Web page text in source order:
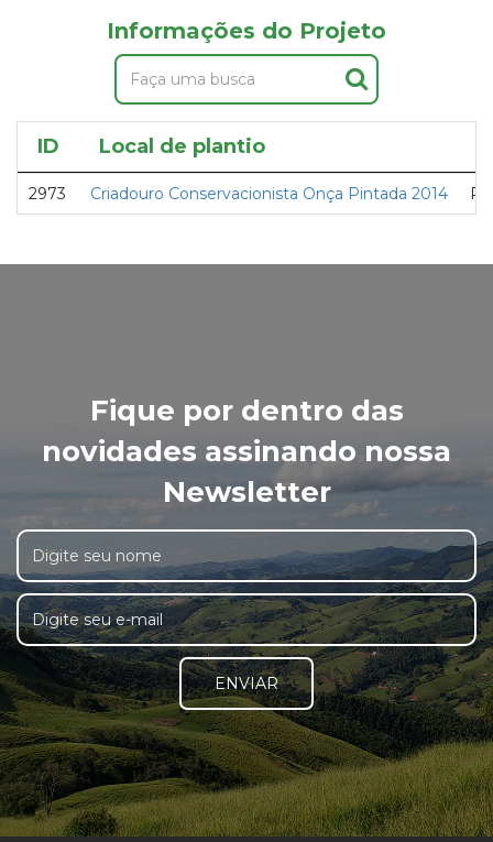
Informações do Projeto
ID Local de plantio
2973 Criadouro Conservacionista Onça Pintada 2014
Fique por dentro das
novidades assinando nossa
Newsletter
ENVIAR